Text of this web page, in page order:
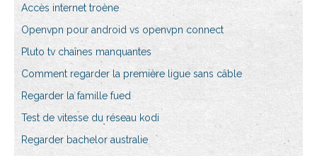
Accès internet troène
Openvpn pour android vs openvpn connect
Pluto tv chaînes manquantes
Comment regarder la première ligue sans câble
Regarder la famille fued
Test de vitesse du réseau kodi
Regarder bachelor australie